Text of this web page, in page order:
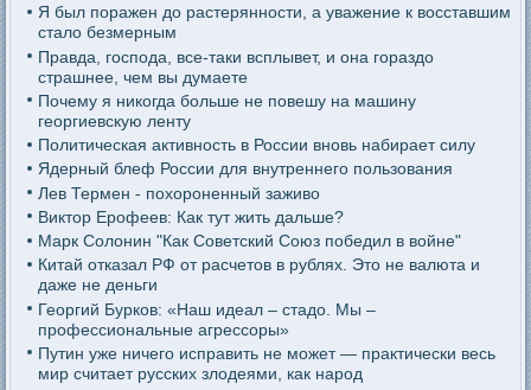
Я был поражен до растерянности, а уважение к восставшим
стало безмерным
Правда, господа, все-таки всплывет, и она гораздо
страшнее, чем вы думаете
Почему я никогда больше не повешу на машину
георгиевскую ленту
Политическая активность в России вновь набирает силу
Ядерный блеф России для внутреннего пользования
Лев Термен - похороненный заживо
Виктор Ерофеев: Как тут жить дальше?
Марк Солонин "Как Советский Союз победил в войне"
Китай отказал РФ от расчетов в рублях. Это не валюта и
даже не деньги
Георгий Бурков: «Наш идеал – стадо. Мы –
профессиональные агрессоры»
Путин уже ничего исправить не может — практически весь
мир считает русских злодеями, как народ